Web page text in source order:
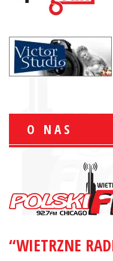
O NAS
“WIETRZNE